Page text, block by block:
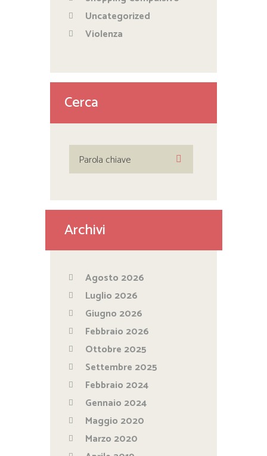
Uncategorized
Violenza
Cerca
Archivi
Agosto 2026
Luglio 2026
Giugno 2026
Febbraio 2026
Ottobre 2025
Settembre 2025
Febbraio 2024
Gennaio 2024
Maggio 2020
Marzo 2020